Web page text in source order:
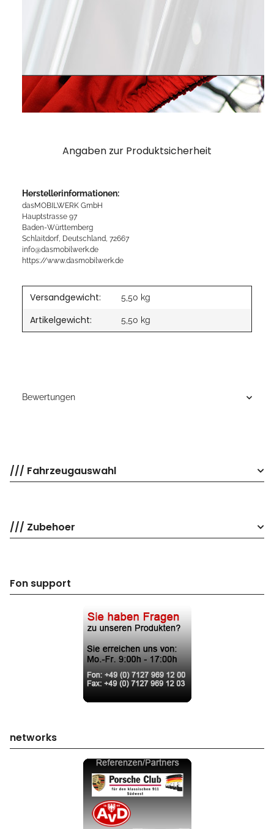
Angaben zur Produktsicherheit
Herstellerinformationen:
dasMOBILWERK GmbH
Hauptstrasse 97
Baden-Württemberg
Schlaitdorf, Deutschland, 72667
info@dasmobilwerk.de
https://www.dasmobilwerk.de
Versandgewicht: 5,50 kg
Artikelgewicht: 5,50 kg
Bewertungen
/// Fahrzeugauswahl
/// Zubehoer
Fon support
networks